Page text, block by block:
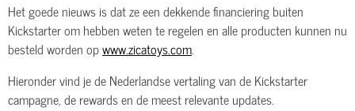
Het goede nieuws is dat ze een dekkende financiering buiten
Kickstarter om hebben weten te regelen en alle producten kunnen nu
besteld worden opwww.zicatoys.com.
Hieronder vind je de Nederlandse vertaling van de Kickstarter
campagne, de rewards en de meest relevante updates.